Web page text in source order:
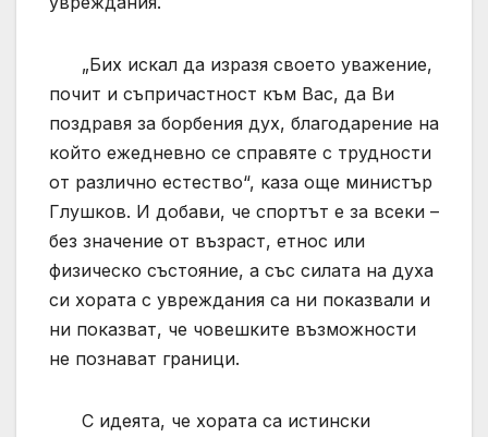
„Бих искал да изразя своето уважение,
почит и съпричастност към Вас, да Ви
поздравя за борбения дух, благодарение на
който ежедневно се справяте с трудности
от различно естество“, каза още министър
Глушков. И добави, че спортът е за всеки –
без значение от възраст, етнос или
физическо състояние, а със силата на духа
си хората с увреждания са ни показвали и
ни показват, че човешките възможности
не познават граници.
С идеята, че хората са истински